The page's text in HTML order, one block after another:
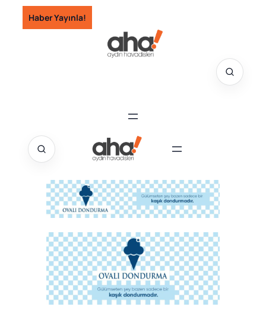
İçeriğe
geç
Haber Yayınla!